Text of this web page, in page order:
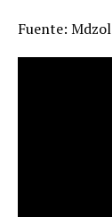
Fuente: Mdzol